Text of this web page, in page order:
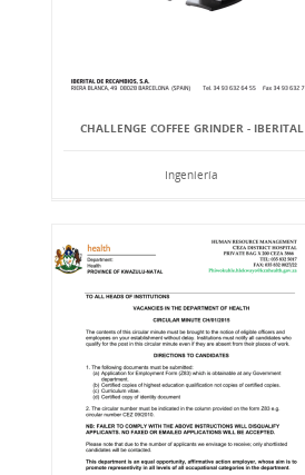
CHALLENGE COFFEE GRINDER - IBERITAL
Ingeniería